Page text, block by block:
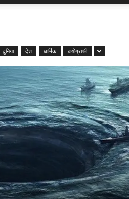
दुनिया देश धार्मिक बायोग्राफी